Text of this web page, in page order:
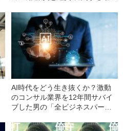
AI時代をどう生き抜くか？激動
のコンサル業界を12年間サバイ
ブした男の「全ビジネスパーソ
キル」